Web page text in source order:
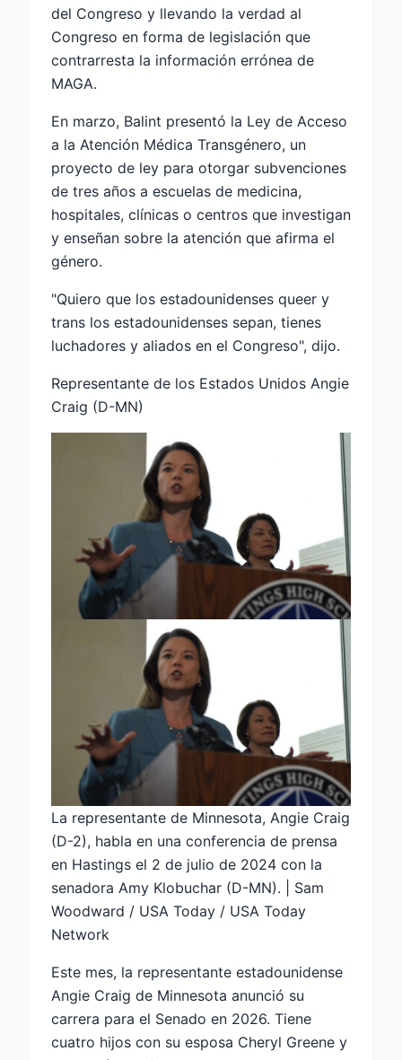
del Congreso y llevando la verdad al
Congreso en forma de legislación que
contrarresta la información errónea de
MAGA.
En marzo, Balint presentó la Ley de Acceso
a la Atención Médica Transgénero, un
proyecto de ley para otorgar subvenciones
de tres años a escuelas de medicina,
hospitales, clínicas o centros que investigan
y enseñan sobre la atención que afirma el
género.
"Quiero que los estadounidenses queer y
trans los estadounidenses sepan, tienes
luchadores y aliados en el Congreso", dijo.
Representante de los Estados Unidos Angie
Craig (D-MN)
La representante de Minnesota, Angie Craig
(D-2), habla en una conferencia de prensa
en Hastings el 2 de julio de 2024 con la
senadora Amy Klobuchar (D-MN). | Sam
Woodward / USA Today / USA Today
Network
Este mes, la representante estadounidense
Angie Craig de Minnesota anunció su
carrera para el Senado en 2026. Tiene
cuatro hijos con su esposa Cheryl Greene y